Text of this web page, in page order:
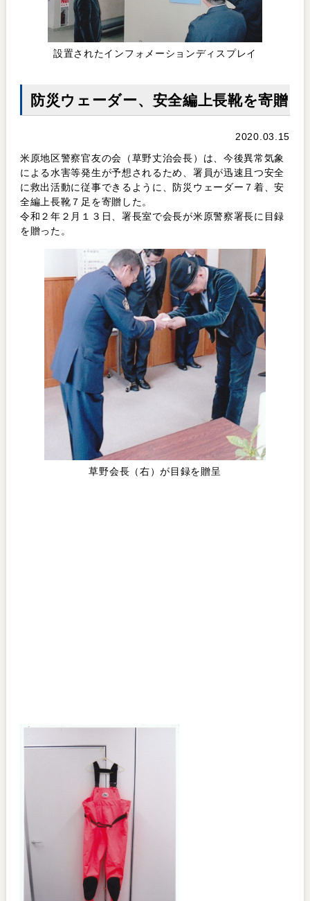
設置されたインフォメーションディスプレイ
防災ウェーダー、安全編上長靴を寄贈
2020.03.15
米原地区警察官友の会（草野丈治会長）は、今後異常気象
による水害等発生が予想されるため、署員が迅速且つ安全
に救出活動に従事できるように、防災ウェーダー７着、安
全編上長靴７足を寄贈した。
令和２年２月１３日、署長室で会長が米原警察署長に目録
を贈った。
草野会長（右）が目録を贈呈